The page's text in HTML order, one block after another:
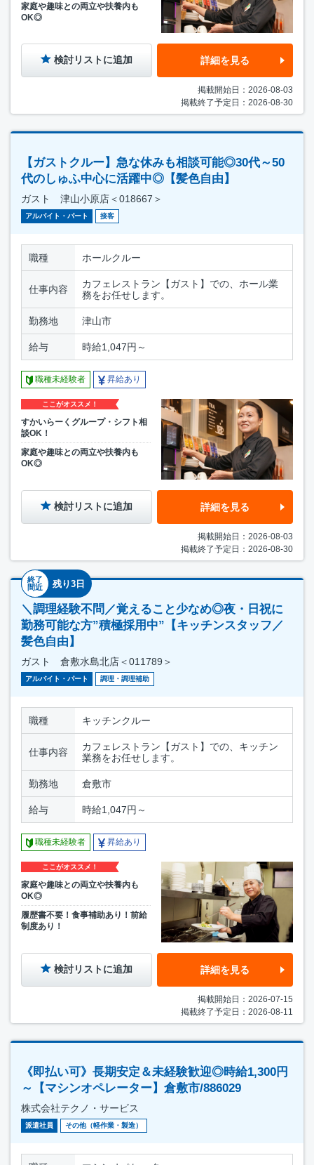
家庭や趣味との両立や扶養内も
OK◎
検討リストに追加 詳細を見る
掲載開始日：2026-08-03
掲載終了予定日：2026-08-30
【ガストクルー】急な休みも相談可能◎30代～50
代のしゅふ中心に活躍中◎【髪色自由】
ガスト 津山小原店＜018667＞
アルバイト・パート 接客
職種 ホールクルー
仕事内容
カフェレストラン【ガスト】での、ホール業
務をお任せします。
勤務地 津山市
給与 時給1,047円～
職種未経験者 昇給あり
ここがオススメ！
すかいらーくグループ・シフト相
談OK！
家庭や趣味との両立や扶養内も
OK◎
検討リストに追加 詳細を見る
掲載開始日：2026-08-03
掲載終了予定日：2026-08-30
終了
間近
残り3日
＼調理経験不問／覚えること少なめ◎夜・日祝に
勤務可能な方”積極採用中”【キッチンスタッフ／
髪色自由】
ガスト 倉敷水島北店＜011789＞
アルバイト・パート 調理・調理補助
職種 キッチンクルー
仕事内容
カフェレストラン【ガスト】での、キッチン
業務をお任せします。
勤務地 倉敷市
給与 時給1,047円～
職種未経験者 昇給あり
ここがオススメ！
家庭や趣味との両立や扶養内も
OK◎
履歴書不要！食事補助あり！前給
制度あり！
検討リストに追加 詳細を見る
掲載開始日：2026-07-15
掲載終了予定日：2026-08-11
《即払い可》長期安定＆未経験歓迎◎時給1,300円
～【マシンオペレーター】倉敷市/886029
株式会社テクノ・サービス
派遣社員 その他（軽作業・製造）